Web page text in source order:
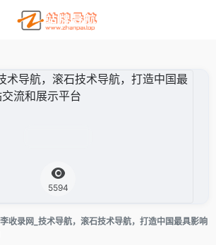
5594
收录网_技术导航，滚石技术导航，打造中国最具影响